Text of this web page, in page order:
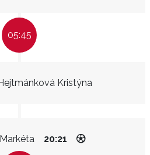
05:45
Kristýna
20:21